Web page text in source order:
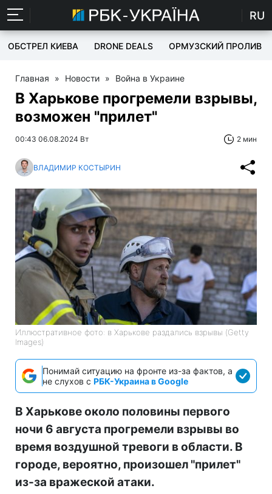
RU
ОБСТРЕЛ КИЕВА DRONE DEALS ОРМУЗСКИЙ ПРОЛИВ
Главная » Новости » Война в Украине
В Харькове прогремели взрывы,
возможен "прилет"
00:43 06.08.2024 Вт 2 мин
ВЛАДИМИР КОСТЫРИН
Иллюстративное фото: в Харькове раздались взрывы (Getty
Images)
Понимай ситуацию на фронте из-за фактов, а
не слухов с РБК-Украина в Google
В Харькове около половины первого
ночи 6 августа прогремели взрывы во
время воздушной тревоги в области. В
городе, вероятно, произошел "прилет"
из-за вражеской атаки.